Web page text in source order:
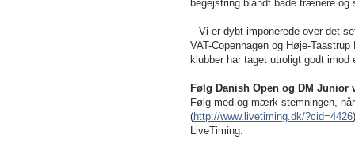
begejstring blandt både trænere og
– Vi er dybt imponerede over det
VAT-Copenhagen og Høje-
klubber har taget utroligt godt
Følg Danish Open og DM Junior
Følg med og mærk stemningen,
(http://www.livetiming.dk/?cid=4426
LiveTiming.